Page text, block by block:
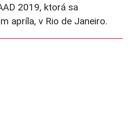
2019, ktorá sa
apríla, v Rio de Janeiro.